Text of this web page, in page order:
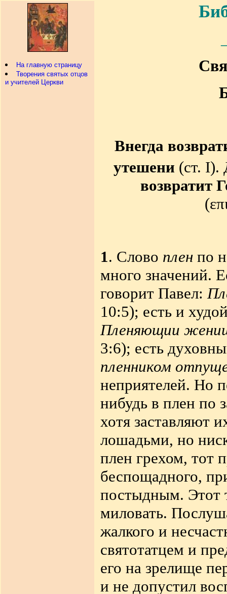
На главную страницу
Творения святых отцов
и учителей Церкви
Внегда
утешени (ст. I).
возвратит
(
1. Слово плен по
много значений.
говорит Павел:
10:5); есть и
Пленяющии
3:6); есть
пленником
неприятелей. Но
нибудь в плен по
хотя заставляют
лошадьми, но
плен грехом, тот
беспощадного,
постыдным. Этот
миловать.
жалкого и
святотатцем и
его на зрелище
и не допустил